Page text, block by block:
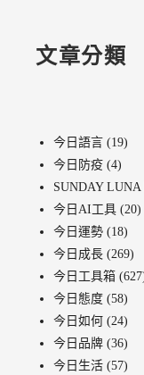
文章分類
今日語言 (19)
今日防疫 (4)
SUNDAY
今日AI工具 (20)
今日運勢 (18)
今日成長 (269)
今日工具箱
今日態度 (58)
今日如何 (24)
今日品牌 (36)
今日生活 (57)